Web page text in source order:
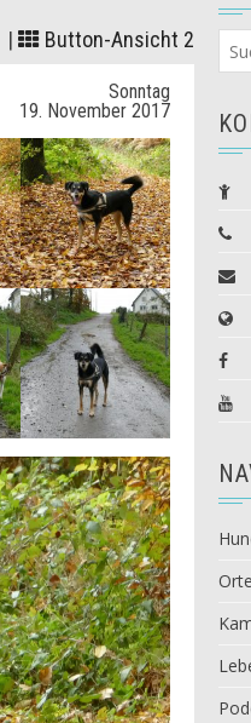
| Button-Ansicht 2
Sonntag
19. November 2017